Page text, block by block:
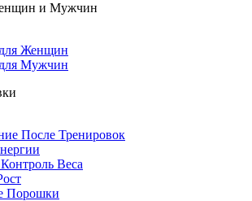
и Мужчин
Женщин
Мужчин
После Тренировок
Веса
Порошки